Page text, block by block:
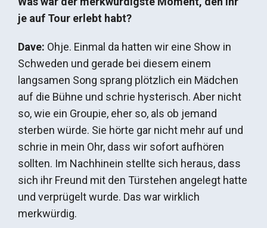
je auf Tour erlebt habt?
Dave: Ohje. Einmal da hatten wir eine Show in
Schweden und gerade bei diesem einem
langsamen Song sprang plötzlich ein Mädchen
auf die Bühne und schrie hysterisch. Aber nicht
so, wie ein Groupie, eher so, als ob jemand
sterben würde. Sie hörte gar nicht mehr auf und
schrie in mein Ohr, dass wir sofort aufhören
sollten. Im Nachhinein stellte sich heraus, dass
sich ihr Freund mit den Türstehen angelegt hatte
und verprügelt wurde. Das war wirklich
merkwürdig.